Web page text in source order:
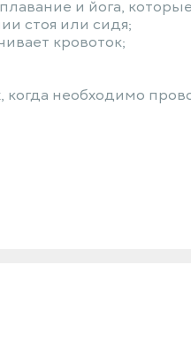
плавание и йога,
стоя или сидя;
кровоток;
необходимо